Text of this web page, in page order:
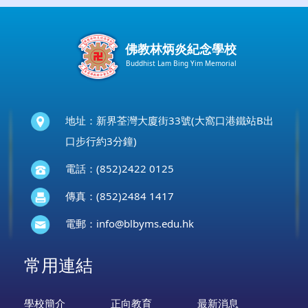
佛教林炳炎紀念學校
Buddhist Lam Bing Yim Memorial
地址：新界荃灣大廈街33號(大窩口港鐵站B出
口步行約3分鐘)
電話：(852)2422 0125
傳真：(852)2484 1417
電郵： info@blbyms.edu.hk
常用連結
學校簡介 正向教育 最新消息